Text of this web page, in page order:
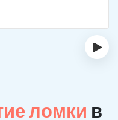
›
ломки в